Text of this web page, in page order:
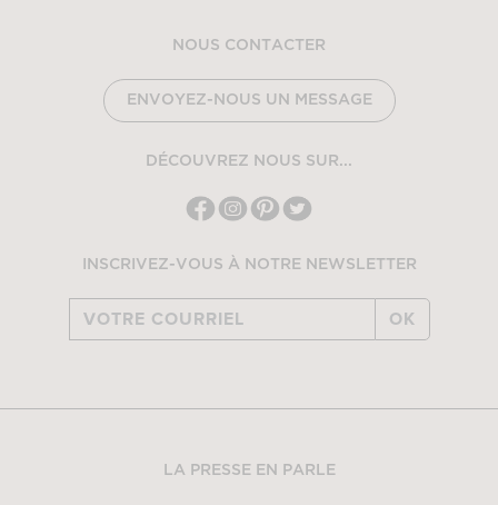
NOUS CONTACTER
ENVOYEZ-NOUS UN MESSAGE
DÉCOUVREZ NOUS SUR...
INSCRIVEZ-VOUS À NOTRE NEWSLETTER
OK
LA PRESSE EN PARLE